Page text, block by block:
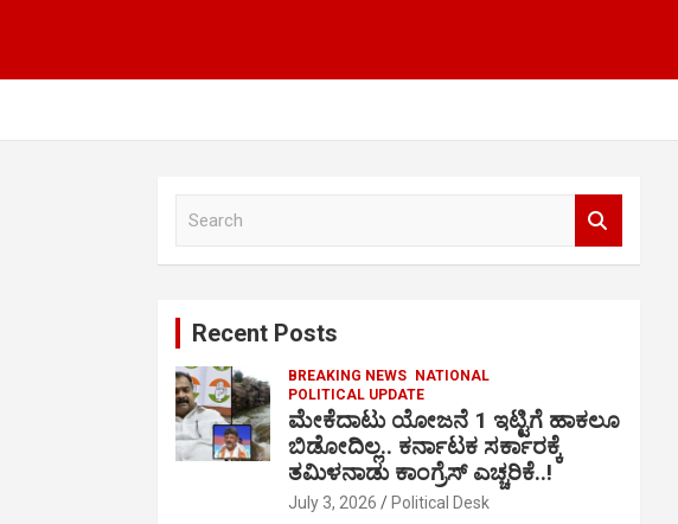
Recent Posts
BREAKING NEWS
NATIONAL
POLITICAL UPDATE
ಮೇಕೆದಾಟು ಯೋಜನೆ 1 ಇಟ್ಟಿಗೆ ಹಾಕಲೂ
ಬಿಡೋದಿಲ್ಲ.. ಕರ್ನಾಟಕ ಸರ್ಕಾರಕ್ಕೆ
ತಮಿಳನಾಡು ಕಾಂಗ್ರೆಸ್ ಎಚ್ಚರಿಕೆ..!
July 3, 2026 Political Desk